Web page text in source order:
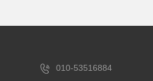
010-53516884